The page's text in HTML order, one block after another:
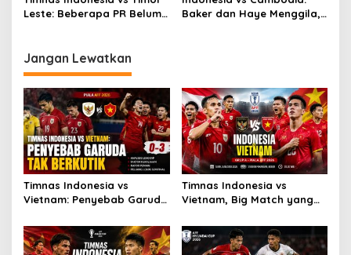
Leste: Beberapa PR Belum
Baker dan Haye Menggila,
Jangan Lewatkan
Timnas Indonesia vs
Vietnam: Penyebab Garuda
Timnas Indonesia vs
Vietnam, Big Match yang